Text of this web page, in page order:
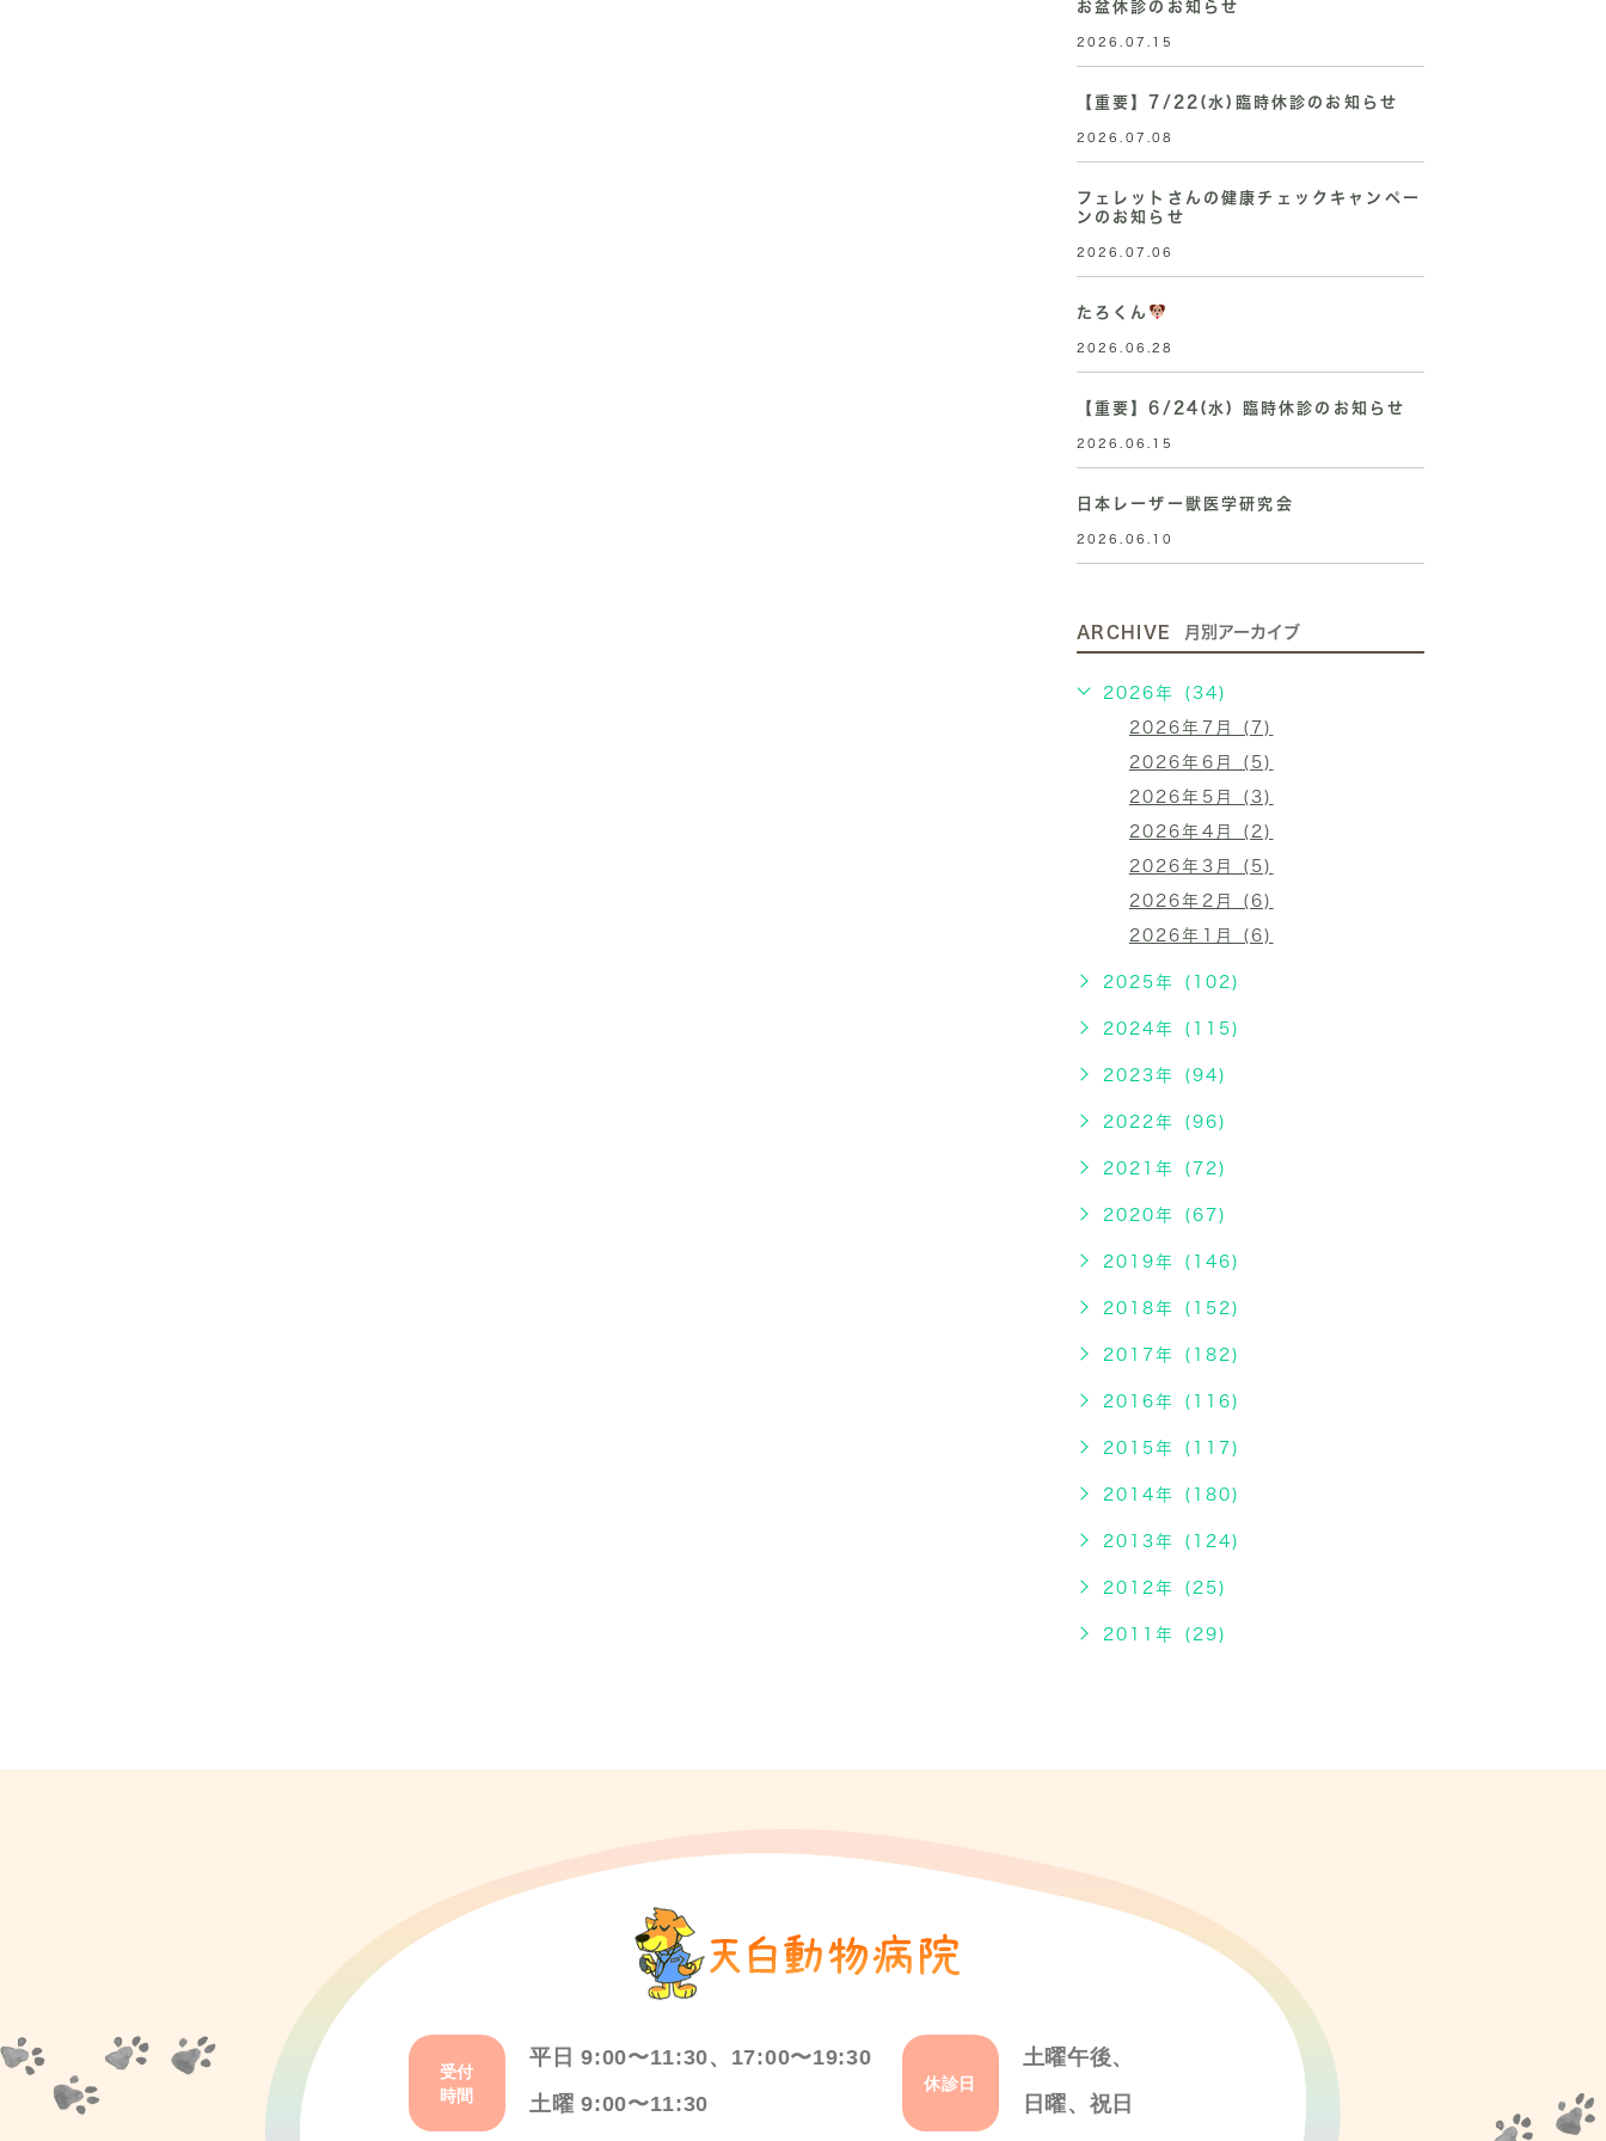
お盆休診のお知らせ
2026.07.15
【重要】7/22(水)臨時休診のお知らせ
2026.07.08
フェレットさんの健康チェックキャンペー
ンのお知らせ
2026.07.06
たろくん
2026.06.28
【重要】6/24(水) 臨時休診のお知らせ
2026.06.15
日本レーザー獣医学研究会
2026.06.10
ARCHIVE 月別アーカイブ
2026年 (34)
2026年7月 (7)
2026年6月 (5)
2026年5月 (3)
2026年4月 (2)
2026年3月 (5)
2026年2月 (6)
2026年1月 (6)
2025年 (102)
2024年 (115)
2023年 (94)
2022年 (96)
2021年 (72)
2020年 (67)
2019年 (146)
2018年 (152)
2017年 (182)
2016年 (116)
2015年 (117)
2014年 (180)
2013年 (124)
2012年 (25)
2011年 (29)
受付
時間
平日 9:00〜11:30、17:00〜19:30
土曜 9:00〜11:30
休診日
土曜午後、
日曜、祝日